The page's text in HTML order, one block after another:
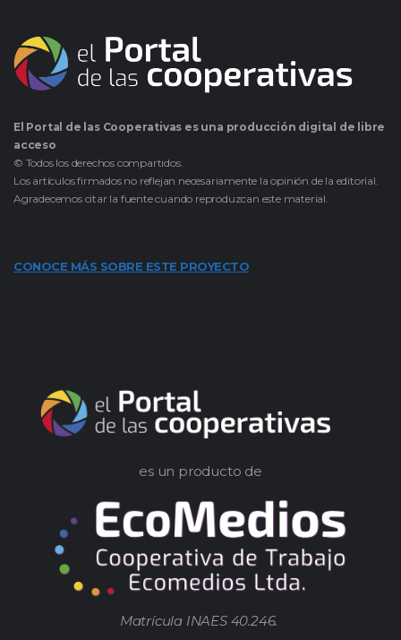
El Portal de las Cooperativas es una producción digital de libre
acceso
© Todos los derechos compartidos.
Los artículos firmados no reflejan necesariamente la opinión de la editorial.
Agradecemos citar la fuente cuando reproduzcan este material.
CONOCE MÁS SOBRE ESTE PROYECTO
es un producto de
Matrícula INAES 40.246.